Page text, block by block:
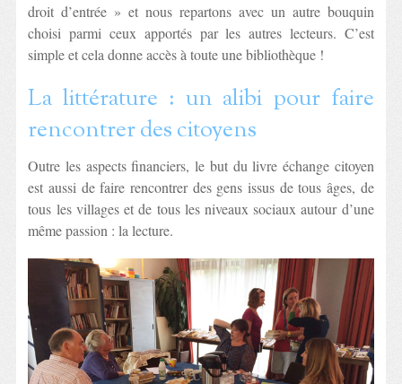
droit d’entrée » et nous repartons avec un autre bouquin
choisi parmi ceux apportés par les autres lecteurs. C’est
simple et cela donne accès à toute une bibliothèque !
La littérature : un alibi pour faire
rencontrer des citoyens
Outre les aspects financiers, le but du livre échange citoyen
est aussi de faire rencontrer des gens issus de tous âges, de
tous les villages et de tous les niveaux sociaux autour d’une
même passion : la lecture.